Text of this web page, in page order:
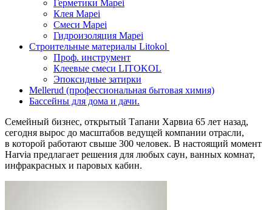
Герметики Mapei
Клея Mapei
Смеси Mapei
Гидроизоляция Mapei
Строительные материалы Litokol
Проф. инструмент
Клеевые смеси LITOKOL
Эпоксидные затирки
Mellerud (профессиональная бытовая химия)
Бассейны для дома и дачи.
Семейный бизнес, открытый Тапани Харвиа 65 лет назад,
сегодня вырос до масштабов ведущей компании отрасли,
в которой работают свыше 300 человек. В настоящий момент
Harvia предлагает решения для любых саун, ванных комнат,
инфракрасных и паровых кабин.